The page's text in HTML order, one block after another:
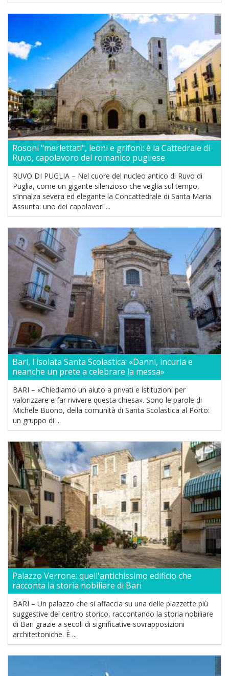
Rosoni "merlettati", leoni e grifoni: è la Cattedrale di
Ruvo, capolavoro del romanico pugliese
RUVO DI PUGLIA – Nel cuore del nucleo antico di Ruvo di
Puglia, come un gigante silenzioso che veglia sul tempo,
s’innalza severa ed elegante la Concattedrale di Santa Maria
Assunta: uno dei capolavori ...
Bari, l'isolata Santa Scolastica: «Danni, incuria e
neanche un prete a celebrare la messa»
BARI – «Chiediamo un aiuto a privati e istituzioni per
valorizzare e far rivivere questa chiesa». Sono le parole di
Michele Buono, della comunità di Santa Scolastica al Porto:
un gruppo di ...
Palazzo Verrone: quell'antichissimo edificio che
racconta la storia nobiliare di Bari
BARI – Un palazzo che si affaccia su una delle piazzette più
suggestive del centro storico, raccontando la storia nobiliare
di Bari grazie a secoli di significative sovrapposizioni
architettoniche. È ...